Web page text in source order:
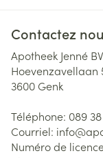
Contactez
Apotheek Jenné BV
Hoevenzavellaan
3600 Genk
Téléphone: 089
Courriel: info@
Numéro de